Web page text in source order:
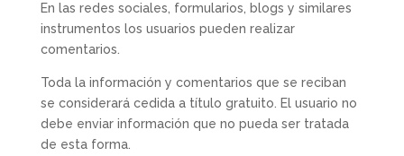
En las redes sociales, formularios, blogs y similares
instrumentos los usuarios pueden realizar
comentarios.
Toda la información y comentarios que se reciban
se considerará cedida a título gratuito. El usuario no
debe enviar información que no pueda ser tratada
de esta forma.